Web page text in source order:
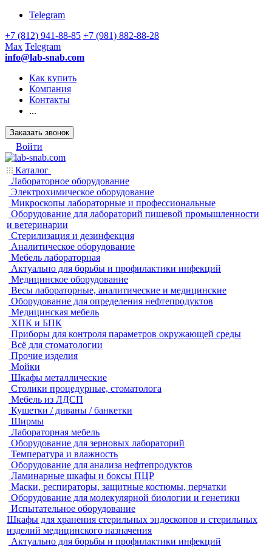
Telegram
+7 (812) 941-88-85 +7 (981) 882-88-28
Max Telegram
info@lab-snab.com
Как купить
Компания
Контакты
...
Заказать звонок
Войти
Каталог
Лабораторное оборудование
Электрохимическое оборудование
Микроскопы лабораторные и профессиональные
Оборудование для лабораторий пищевой промышленности
и ветеринарии
Стерилизация и дезинфекция
Аналитическое оборудование
Мебель лабораторная
Актуально для борьбы и профилактики инфекций
Медицинское оборудование
Весы лабораторные, аналитические и медицинские
Оборудование для определения нефтепродуктов
Медицинская мебель
ХПК и БПК
Приборы для контроля параметров окружающей среды
Всё для стоматологии
Прочие изделия
Мойки
Шкафы металлические
Столики процедурные, стоматолога
Мебель из ЛДСП
Кушетки / диваны / банкетки
Ширмы
Лабораторная мебель
Оборудование для зерновых лабораторий
Температура и влажность
Оборудование для анализа нефтепродуктов
Ламинарные шкафы и боксы ПЦР
Маски, респираторы, защитные костюмы, перчатки
Оборудование для молекулярной биологии и генетики
Испытательное оборудование
Шкафы для хранения стерильных эндоскопов и стерильных
изделий медицинского назначения
Актуально для борьбы и профилактики инфекций